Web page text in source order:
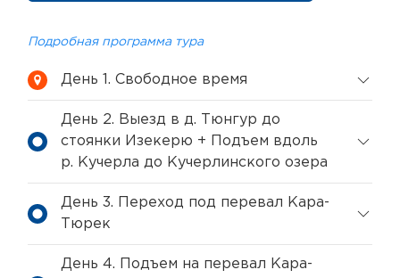
Подробная программа тура
День 1. Свободное время
День 2. Выезд в д. Тюнгур до
стоянки Изекерю + Подъем вдоль
р. Кучерла до Кучерлинского озера
День 3. Переход под перевал Кара-
Тюрек
День 4. Подъем на перевал Кара-